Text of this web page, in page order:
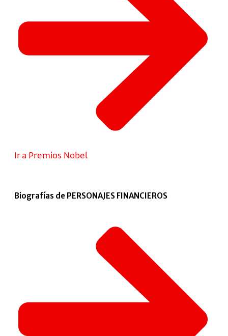
Ir a Premios Nobel
Biografías de PERSONAJES FINANCIEROS